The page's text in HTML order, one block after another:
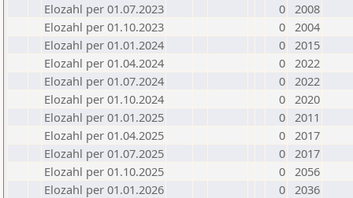
Elozahl per 01.07.2023
0 2008
Elozahl per 01.10.2023
0 2004
Elozahl per 01.01.2024
0 2015
Elozahl per 01.04.2024
0 2022
Elozahl per 01.07.2024
0 2022
Elozahl per 01.10.2024
0 2020
Elozahl per 01.01.2025
0 2011
Elozahl per 01.04.2025
0 2017
Elozahl per 01.07.2025
0 2017
Elozahl per 01.10.2025
0 2056
Elozahl per 01.01.2026
0 2036